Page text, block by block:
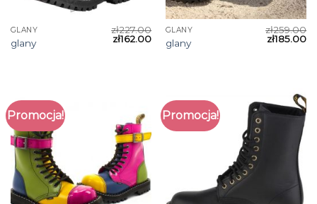
GLANY
glany
zł227.00
zł162.00
GLANY
glany
zł259.00
zł185.00
Promocja! Promocja!